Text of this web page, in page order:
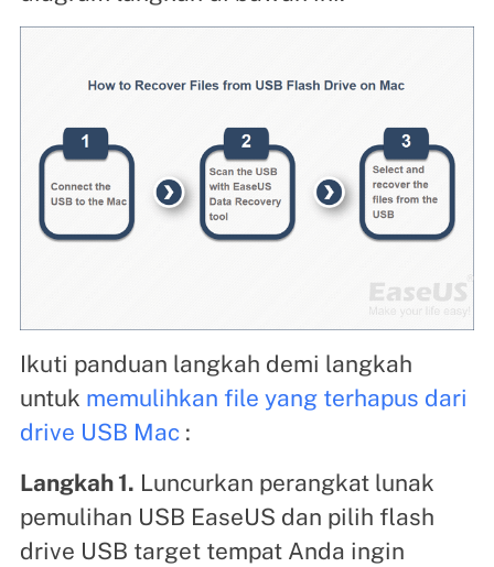
Ikuti panduan langkah demi langkah
untuk memulihkan file yang terhapus dari
drive USB Mac:
Langkah 1. Luncurkan perangkat lunak
pemulihan USB EaseUS dan pilih flash
drive USB target tempat Anda ingin